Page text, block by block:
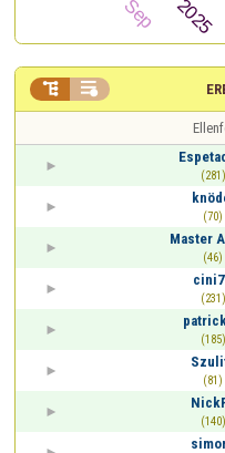
 
(281)
(70)
Master
(46)
(231)
(185)
(81)
(140)